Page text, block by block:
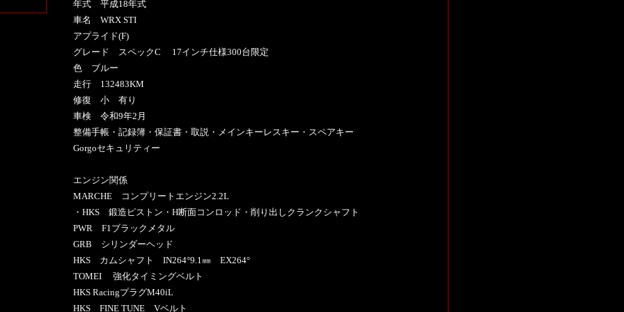
年式 平成18年式
車名 WRX STI
アプライド(F)
グレード スペックC 17インチ仕様300台限定
色 ブルー
走行 132483KM
修復 小 有り
車検 令和9年2月
整備手帳・記録簿・保証書・取説・メインキーレスキー・スペアキー
Gorgoセキュリティー
エンジン関係
MARCHE コンプリートエンジン2.2L
・HKS 鍛造ピストン・H断面コンロッド・削り出しクランクシャフト
PWR F1ブラックメタル
GRB シリンダーヘッド
HKS カムシャフト IN264°9.1㎜ EX264°
TOMEI 強化タイミングベルト
HKS RacingプラグM40iL
HKS FINE TUNE Vベルト